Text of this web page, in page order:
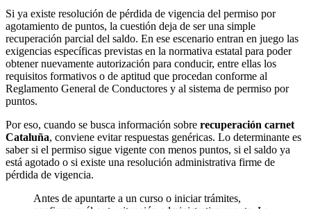
Si ya existe resolución de pérdida de vigencia del permiso por
agotamiento de puntos, la cuestión deja de ser una simple
recuperación parcial del saldo. En ese escenario entran en juego las
exigencias específicas previstas en la normativa estatal para poder
obtener nuevamente autorización para conducir, entre ellas los
requisitos formativos o de aptitud que procedan conforme al
Reglamento General de Conductores y al sistema de permiso por
puntos.
Por eso, cuando se busca información sobre recuperación carnet
Cataluña, conviene evitar respuestas genéricas. Lo determinante es
saber si el permiso sigue vigente con menos puntos, si el saldo ya
está agotado o si existe una resolución administrativa firme de
pérdida de vigencia.
Antes de apuntarte a un curso o iniciar trámites,